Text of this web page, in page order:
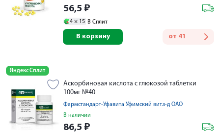
56,5 ₽
4 × 15 В Сплит
от 41
В корзину
Яндекс Сплит
Аскорбиновая кислота с глюкозой таблетки
100мг №40
Фармстандарт-Уфавита Уфимский вит.з-д ОАО
В наличии
86,5 ₽